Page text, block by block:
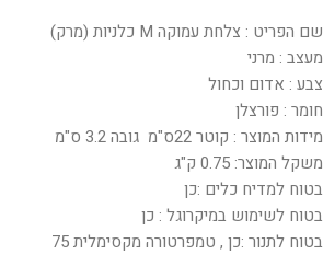
שם הפריט : צלחת עמוקה M כלניות (מרק)
מעצב : מרני
צבע : אדום וכחול
חומר : פורצלן
מידות המוצר : קוטר 22ס"מ גובה 3.2 ס"מ
משקל המוצר: 0.75 ק"ג
בטוח למדיח כלים :כן
בטוח לשימוש במיקרוגל : כן
בטוח לתנור :כן , טמפרטורה מקסימלית 75